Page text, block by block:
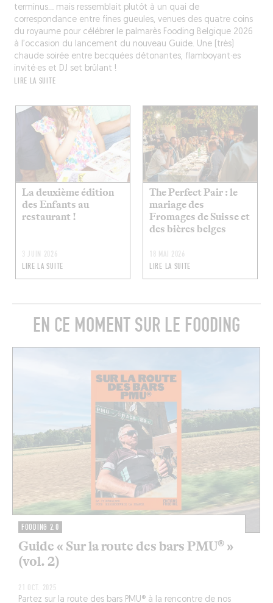
terminus… mais ressemblait plutôt à un quai de
correspondance entre fines gueules, venues des quatre coins
du royaume pour célébrer le palmarès Fooding Belgique 2026
à l’occasion du lancement du nouveau Guide. Une (très)
chaude soirée entre becquées détonantes, flamboyant·es
invité·es et DJ set brûlant !
LIRE LA SUITE
La deuxième édition
des Enfants au
restaurant !
3 JUIN 2026
LIRE LA SUITE
The Perfect Pair : le
mariage des
Fromages de Suisse et
des bières belges
18 MAI 2026
LIRE LA SUITE
EN CE MOMENT SUR LE FOODING
FOODING 2.0
Guide « Sur la route des bars PMU® »
(vol. 2)
21 OCT. 2025
Partez sur la route des bars PMU® à la rencontre de nos